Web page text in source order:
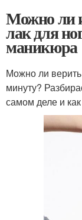
Можно ли
лак для
маникюра
Можно ли
минуту?
самом деле и